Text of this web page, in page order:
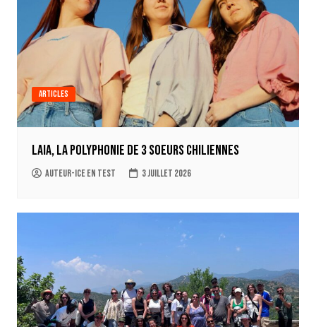
Articles
Laia, la polyphonie de 3 soeurs chiliennes
auteur-ice en test 3 juillet 2026